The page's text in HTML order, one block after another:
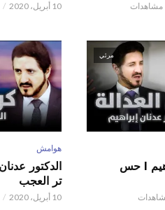
10 أبريل، 2020
مرئي
الدكتور عدنان إبراهيم l حس
هوامش
تر العجب
10 أبريل، 2020